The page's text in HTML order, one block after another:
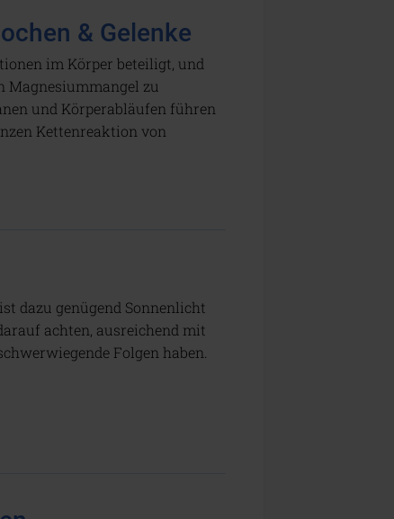
& Gelenke
im Körper beteiligt, und
Magnesiummangel zu
und Körperabläufen führen
Kettenreaktion von
dazu genügend Sonnenlicht
achten, ausreichend mit
Folgen haben.